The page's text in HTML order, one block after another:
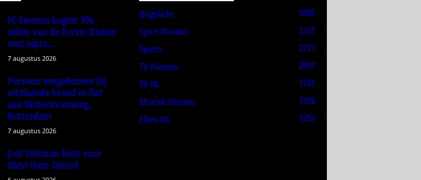
FC Emmen begint 70e
editie van de Eerste Divisie
met nipte...
7 augustus 2026
Persoon omgekomen bij
uitslaande brand in flat
aan Watertorenweg,
Rotterdam
7 augustus 2026
Joël Veltman kiest voor
West Ham United
Uitgelicht
5005
Sport Nieuws
2327
Sports
2211
TV Nieuws
2097
TV NL
1755
Muziek Nieuws
1268
Films NL
1253